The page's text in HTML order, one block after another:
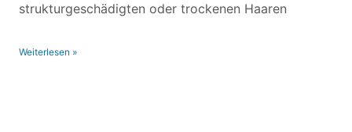
strukturgeschädigten oder trockenen Haaren
Weiterlesen »